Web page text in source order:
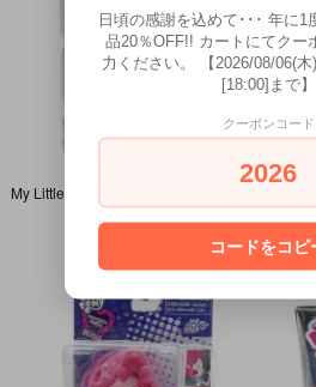
SOLD OUT
日頃の感謝を込めて･･･ 年に1
品20％OFF!! カートにてクー
力ください。 【2026/08/06(
[18:00]まで】
クーポンコード
2026
コードをコピ